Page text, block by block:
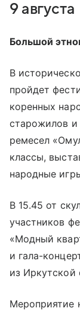
9 августа
Большой
В
пройдет
коренных
старожилов и
ремесел
классы,
народные
В 15.45 от
участников
«Модный
и гала-
из Иркутской
Мероприятие